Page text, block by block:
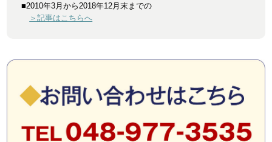
■2010年3月から2018年12月末までの
＞記事はこちらへ